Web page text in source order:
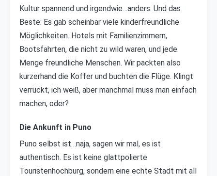
Kultur spannend und irgendwie…anders. Und das
Beste: Es gab scheinbar viele kinderfreundliche
Möglichkeiten. Hotels mit Familienzimmern,
Bootsfahrten, die nicht zu wild waren, und jede
Menge freundliche Menschen. Wir packten also
kurzerhand die Koffer und buchten die Flüge. Klingt
verrückt, ich weiß, aber manchmal muss man einfach
machen, oder?
Die Ankunft in Puno
Puno selbst ist…naja, sagen wir mal, es ist
authentisch. Es ist keine glattpolierte
Touristenhochburg, sondern eine echte Stadt mit all